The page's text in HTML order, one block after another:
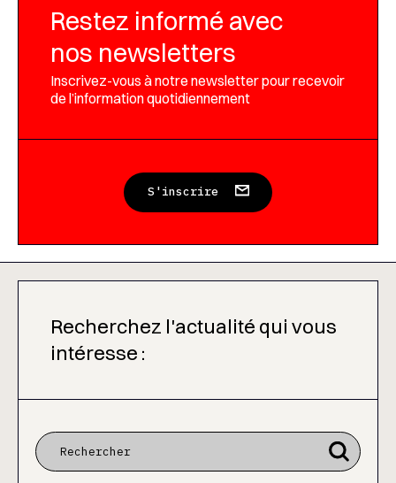
Restez informé avec
nos newsletters
Inscrivez-vous à notre newsletter pour recevoir
de l’information quotidiennement
S'inscrire
Recherchez l'actualité qui vous
intéresse :